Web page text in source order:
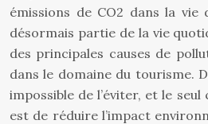
émissions de CO2 dans la vie
désormais partie de la vie
des principales causes de
dans le domaine du tourisme.
impossible de l’éviter, et le seul
est de réduire l’impact